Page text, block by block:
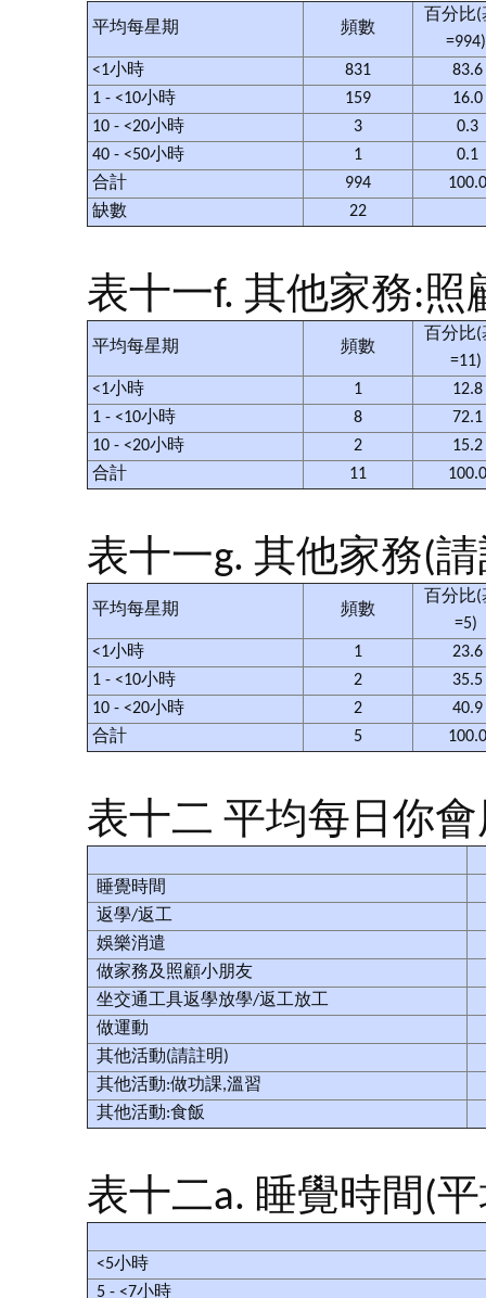
平均每星期 頻數
百分比(
<1小時
831
83.6
1 - <10小時
159
16.0
10 - <20小時
3
0.3
40 - <50小時
1
0.1
合計
994
缺數
22
表十一f. 其他家務:照
平均每星期 頻數
百分比(
=11)
<1小時
1
12.8
1 - <10小時
8
72.1
10 - <20小時
2
15.2
合計
11
表十一g. 其他家務(
平均每星期 頻數
百分比(
=5)
<1小時
1
23.6
1 - <10小時
2
35.5
10 - <20小時
2
40.9
合計
5
表十二 平均每日你
睡覺時間
返學/返工
娛樂消遣
做家務及照顧小朋友
坐交通工具返學放學/返工放工
做運動
其他活動(請註明)
其他活動:做功課,溫習
其他活動:食飯
表十二a. 睡覺時間(
<5小時
5 - <7小時